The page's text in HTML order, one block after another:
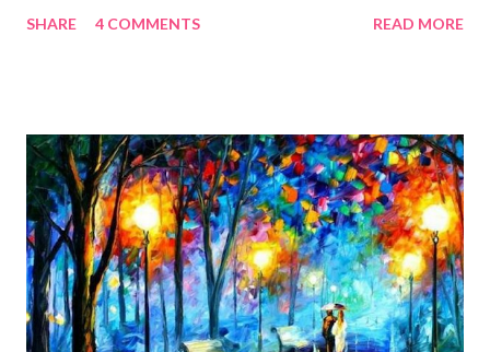
sehingga hasilnya bisa dilihat. Peran alat dan bahan sangat
memiliki spesifikasi berbeda sesuai jenisnya. Berikut peralatan
menggambar bentuk: 1. Kertas Gambar Kegiatan menggambar
membutuhkan kertas yang baik agar proses pembuatan gambar lebih
nyaman dan maksimal. Bahan kertas yang baik salah satu syaratnya
adalah tidak mudah sobek, mengingat menggambar merupakan
proses menggores dan menghapus. Kertas adalah bahan yang paling
ideal digunakan untuk menggambar. Dalam menggambar
SHARE 4 COMMENTS READ MORE